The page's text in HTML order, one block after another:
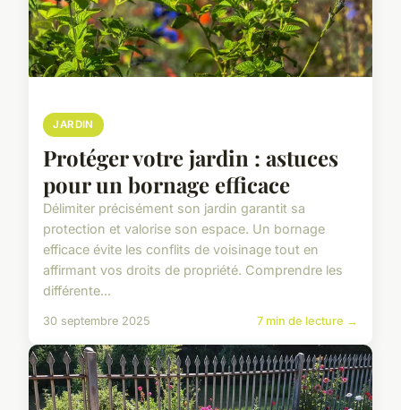
JARDIN
Protéger votre jardin : astuces
pour un bornage efficace
Délimiter précisément son jardin garantit sa
protection et valorise son espace. Un bornage
efficace évite les conflits de voisinage tout en
affirmant vos droits de propriété. Comprendre les
différente...
30 septembre 2025 7 min de lecture →